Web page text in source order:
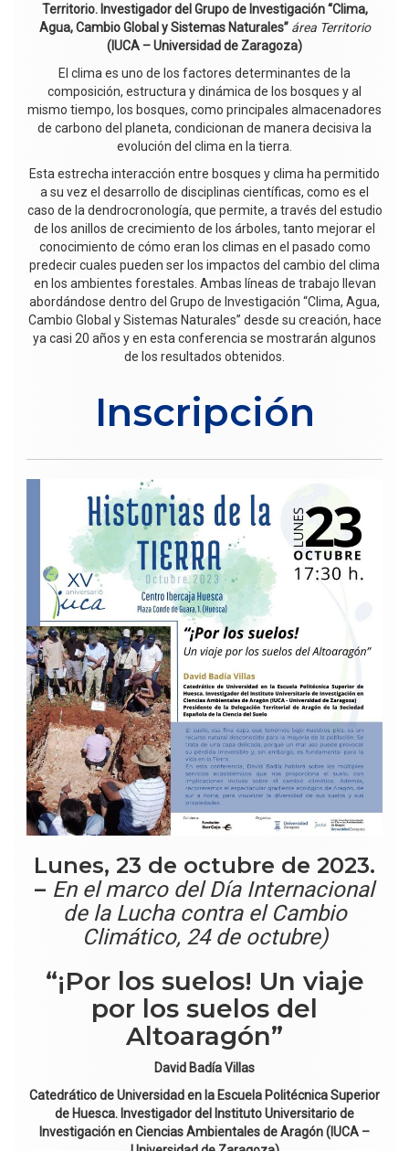
Territorio. Investigador del Grupo de Investigación “Clima,
Agua, Cambio Global y Sistemas Naturales” área Territorio
(IUCA – Universidad de Zaragoza)
El clima es uno de los factores determinantes de la
composición, estructura y dinámica de los bosques y al
mismo tiempo, los bosques, como principales almacenadores
de carbono del planeta, condicionan de manera decisiva la
evolución del clima en la tierra.
Esta estrecha interacción entre bosques y clima ha permitido
a su vez el desarrollo de disciplinas científicas, como es el
caso de la dendrocronología, que permite, a través del estudio
de los anillos de crecimiento de los árboles, tanto mejorar el
conocimiento de cómo eran los climas en el pasado como
predecir cuales pueden ser los impactos del cambio del clima
en los ambientes forestales. Ambas líneas de trabajo llevan
abordándose dentro del Grupo de Investigación “Clima, Agua,
Cambio Global y Sistemas Naturales” desde su creación, hace
ya casi 20 años y en esta conferencia se mostrarán algunos
de los resultados obtenidos.
Inscripción
Lunes, 23 de octubre de 2023.
– En el marco del Día Internacional
de la Lucha contra el Cambio
Climático, 24 de octubre)
“¡Por los suelos! Un viaje
por los suelos del
Altoaragón”
David Badía Villas
Catedrático de Universidad en la Escuela Politécnica Superior
de Huesca. Investigador del Instituto Universitario de
Investigación en Ciencias Ambientales de Aragón (IUCA –